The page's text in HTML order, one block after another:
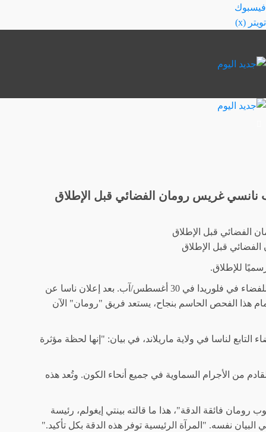
تخطي
إلى
فيسبوك
تويتر (x)
نانسي غريس رومان الفضائي قبل الإطلاق
قبل الإطلاق
للإطلاق.
من المقرر إطلاق تلسكوب "رومان"، أحدث تلسكوب فضائي رائد تابع لوكالة ناسا، من مركز كينيدي للفضاء في فلوريدا في 30 أغسطس/آب. بعد إعلان ناسا عن
هذا الفحص الحاسم بنجاح، يستعد فريق "رومان" الآن
لناسا في ولاية ماريلاند، في بيان: "إنها لحظة مؤثرة
2.4 متر (7.9 قدم)، بتجميع وتركيز الضوء القادم من الأجرام السماوية في جميع أنحاء الكون. وتُعد هذه
فائقة الدقة"، هذا ما قالته بينتي إيغولم، رئيسة
نفسه. "المرآة الرئيسية توفر هذه الدقة بكل تأكيد."